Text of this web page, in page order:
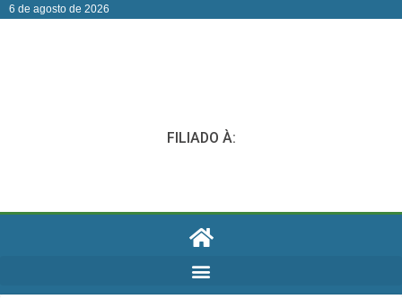
6 de agosto de 2026
FILIADO À: